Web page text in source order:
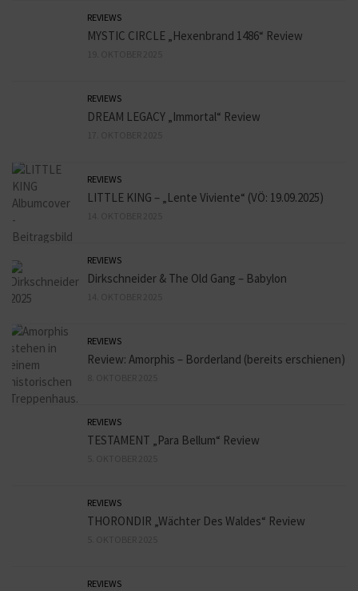
REVIEWS
MYSTIC CIRCLE „Hexenbrand 1486“ Review
REVIEWS
DREAM LEGACY „Immortal“ Review
REVIEWS
LITTLE KING – „Lente Viviente“ (VÖ: 19.09.2025)
REVIEWS
Dirkschneider & The Old Gang – Babylon
REVIEWS
Review: Amorphis – Borderland (bereits erschienen)
REVIEWS
TESTAMENT „Para Bellum“ Review
REVIEWS
THORONDIR „Wächter Des Waldes“ Review
REVIEWS